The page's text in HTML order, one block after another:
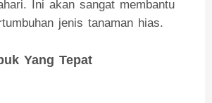
Ini akan sangat membantu
jenis tanaman hias.
Yang Tepat